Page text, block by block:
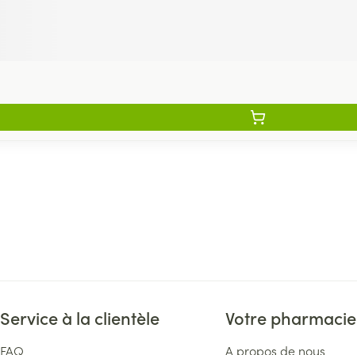
Service à la clientèle
FAQ
Votre pharmacie
A propos de nous